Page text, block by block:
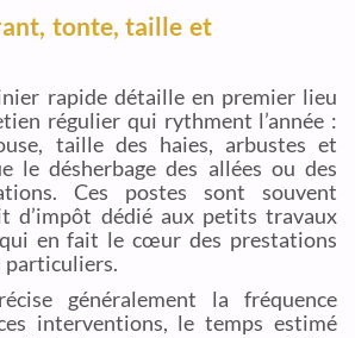
tonte, taille et
rapide détaille en premier lieu
régulier qui rythment l’année :
taille des haies, arbustes et
le désherbage des allées ou des
Ces postes sont souvent
d’impôt dédié aux petits travaux
en fait le cœur des prestations
particuliers.
généralement la fréquence
interventions, le temps estimé